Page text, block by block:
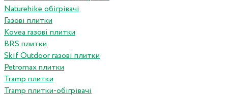
Naturehike обігрівачі
Газові плитки
Kovea газові плитки
BRS плитки
Skif Outdoor газові плитки
Petromax плитки
Tramp плитки
Tramp плитки-обігрівачі